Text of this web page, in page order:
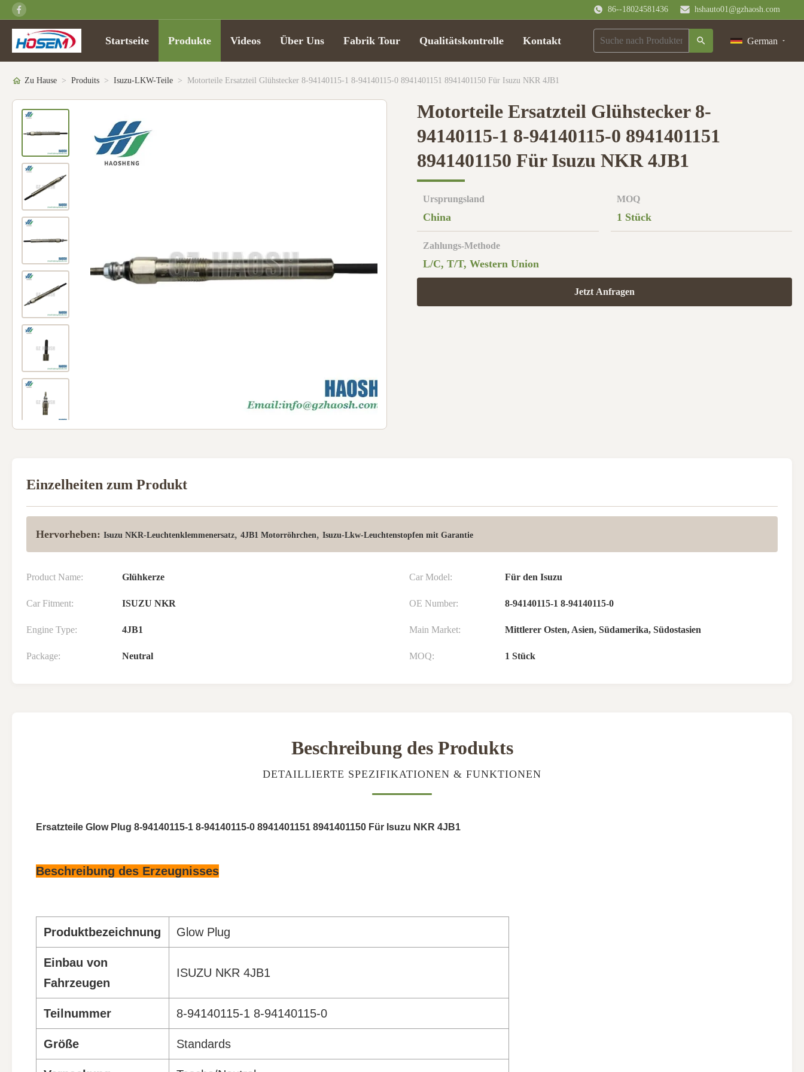
86--18024581436 hshauto01@gzhaosh.com
Startseite Produkte Videos Über Uns Fabrik Tour Qualitätskontrolle Kontakt German
Zu Hause > Produits > Isuzu-LKW-Teile > Motorteile Ersatzteil Glühstecker 8-94140115-1 8-94140115-0 8941401151 8941401150 Für Isuzu NKR 4JB1
Motorteile Ersatzteil Glühstecker 8-
94140115-1 8-94140115-0 8941401151
8941401150 Für Isuzu NKR 4JB1
Ursprungsland
China
MOQ
1 Stück
Zahlungs-Methode
L/C, T/T, Western Union
Jetzt Anfragen
Einzelheiten zum Produkt
Hervorheben: Isuzu NKR-Leuchtenklemmenersatz, 4JB1 Motorröhrchen, Isuzu-Lkw-Leuchtenstopfen mit Garantie
Product Name: Glühkerze Car Model: Für den Isuzu
Car Fitment: ISUZU NKR OE Number: 8-94140115-1 8-94140115-0
Engine Type: 4JB1 Main Market: Mittlerer Osten, Asien, Südamerika, Südostasien
Package: Neutral MOQ: 1 Stück
Beschreibung des Produkts
DETAILLIERTE SPEZIFIKATIONEN & FUNKTIONEN
Ersatzteile Glow Plug 8-94140115-1 8-94140115-0 8941401151 8941401150 Für Isuzu NKR 4JB1
Beschreibung des Erzeugnisses
Produktbezeichnung Glow Plug
Einbau von
Fahrzeugen
ISUZU NKR 4JB1
Teilnummer 8-94140115-1 8-94140115-0
Größe Standards